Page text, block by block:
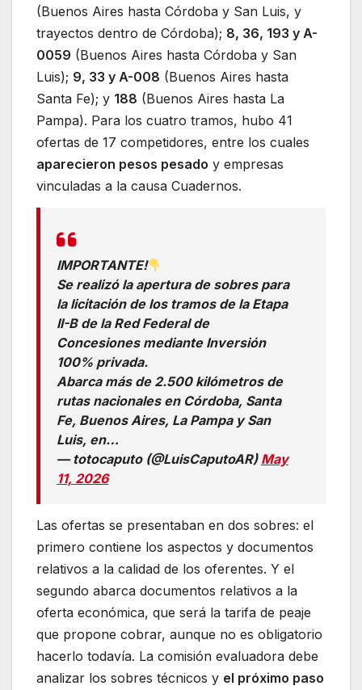
(Buenos Aires hasta Córdoba y San Luis, y
trayectos dentro de Córdoba); 8, 36, 193 y A-
0059 (Buenos Aires hasta Córdoba y San
Luis); 9, 33 y A-008 (Buenos Aires hasta
Santa Fe); y 188 (Buenos Aires hasta La
Pampa). Para los cuatro tramos, hubo 41
ofertas de 17 competidores, entre los cuales
aparecieron pesos pesado y empresas
vinculadas a la causa Cuadernos.
IMPORTANTE!
Se realizó la apertura de sobres para
la licitación de los tramos de la Etapa
II-B de la Red Federal de
Concesiones mediante Inversión
100% privada.
Abarca más de 2.500 kilómetros de
rutas nacionales en Córdoba, Santa
Fe, Buenos Aires, La Pampa y San
Luis, en…
— totocaputo (@LuisCaputoAR) May
11, 2026
Las ofertas se presentaban en dos sobres: el
primero contiene los aspectos y documentos
relativos a la calidad de los oferentes. Y el
segundo abarca documentos relativos a la
oferta económica, que será la tarifa de peaje
que propone cobrar, aunque no es obligatorio
hacerlo todavía. La comisión evaluadora debe
analizar los sobres técnicos y el próximo paso